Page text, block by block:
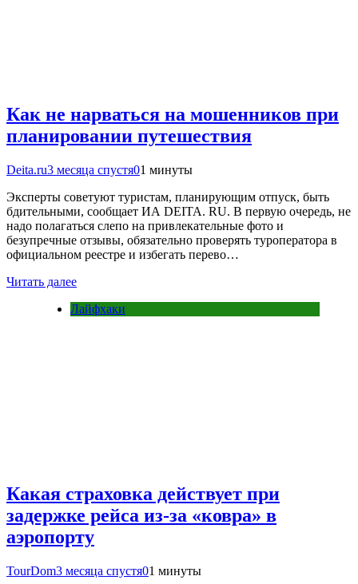
Как не нарваться на мошенников при
планировании путешествия
Deita.ru3 месяца спустя01 минуты
Эксперты советуют туристам, планирующим отпуск, быть
бдительными, сообщает ИА DEITA. RU. В первую очередь, не
надо полагаться слепо на привлекательные фото и
безупречные отзывы, обязательно проверять туроператора в
официальном реестре и избегать перево…
Читать далее
Лайфхаки
Какая страховка действует при
задержке рейса из-за «ковра» в
аэропорту
TourDom3 месяца спустя01 минуты